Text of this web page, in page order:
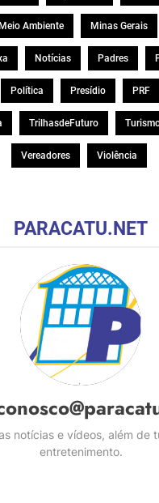
Meio Ambiente Minas Gerais
Notícias Padres
Política Presídio PRF
TrilhasdeFuturo
Vereadores Violência
PARACATU.NET
notícias e vídeos, além de
entretenimento.